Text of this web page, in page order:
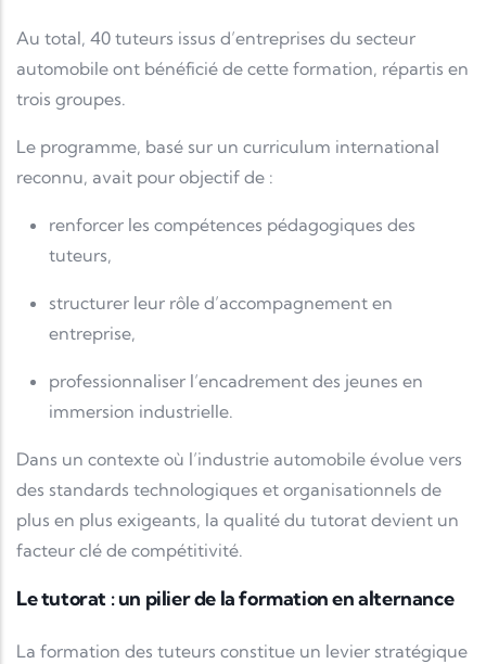
Au total, 40 tuteurs issus d’entreprises du secteur
automobile ont bénéficié de cette formation, répartis en
trois groupes.
Le programme, basé sur un curriculum international
reconnu, avait pour objectif de :
renforcer les compétences pédagogiques des
tuteurs,
structurer leur rôle d’accompagnement en
entreprise,
professionnaliser l’encadrement des jeunes en
immersion industrielle.
Dans un contexte où l’industrie automobile évolue vers
des standards technologiques et organisationnels de
plus en plus exigeants, la qualité du tutorat devient un
facteur clé de compétitivité.
Le tutorat : un pilier de la formation en alternance
La formation des tuteurs constitue un levier stratégique